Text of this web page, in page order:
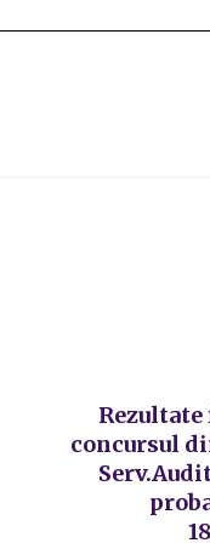
concursul